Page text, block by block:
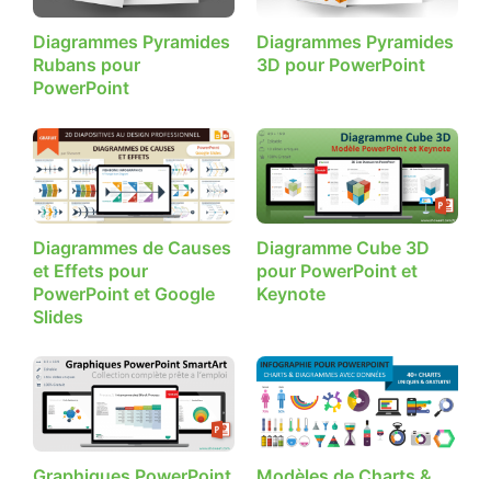
Diagrammes Pyramides
Rubans pour
PowerPoint
Diagrammes Pyramides
3D pour PowerPoint
Diagrammes de Causes
et Effets pour
PowerPoint et Google
Slides
Diagramme Cube 3D
pour PowerPoint et
Keynote